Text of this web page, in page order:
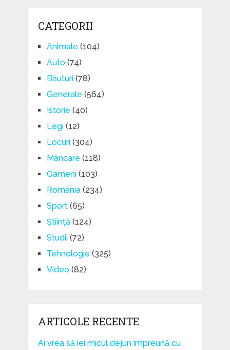
CATEGORII
Animale (104)
Auto(74)
Băuturi(78)
Generale (564)
Istorie (40)
Legi(12)
Locuri(304)
Mâncare (118)
Oameni(103)
România(234)
Sport(65)
Știință(124)
Studii(72)
Tehnologie (325)
Video(82)
ARTICOLE RECENTE
Ai vrea să iei micul dejun împreună cu